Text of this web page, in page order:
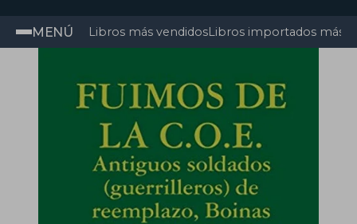
MENÚ Libros más vendidosLibros importados más